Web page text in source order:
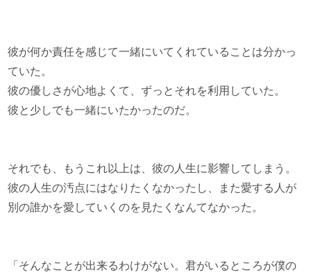
彼が何か責任を感じて一緒にいてくれていることは分かっ
ていた。
彼の優しさが心地よくて、ずっとそれを利用していた。
彼と少しでも一緒にいたかったのだ。
それでも、もうこれ以上は、彼の人生に影響してしまう。
彼の人生の汚点にはなりたくなかったし、また愛する人が
別の誰かを愛していくのを見たくなんてなかった。
「そんなことが出来るわけがない。君がいるところが僕の